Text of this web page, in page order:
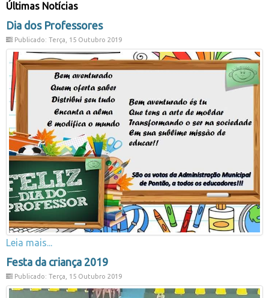
Últimas Notícias
Dia dos Professores
Publicado: Terça, 15 Outubro 2019
Leia mais...
Festa da criança 2019
Publicado: Terça, 15 Outubro 2019